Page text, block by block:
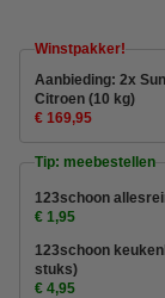
Winstpakker!
Aanbieding: 2x
Citroen (10 kg)
€ 169,95
Tip: meebestellen
123schoon
€ 1,95
123schoon
stuks)
€ 4,95